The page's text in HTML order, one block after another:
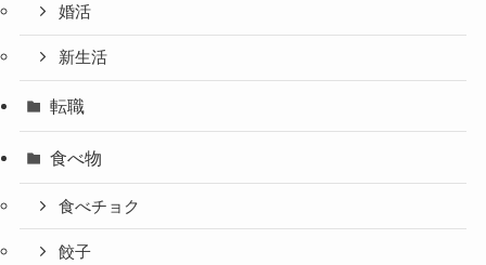
婚活
新生活
転職
食べ物
食べチョク
餃子